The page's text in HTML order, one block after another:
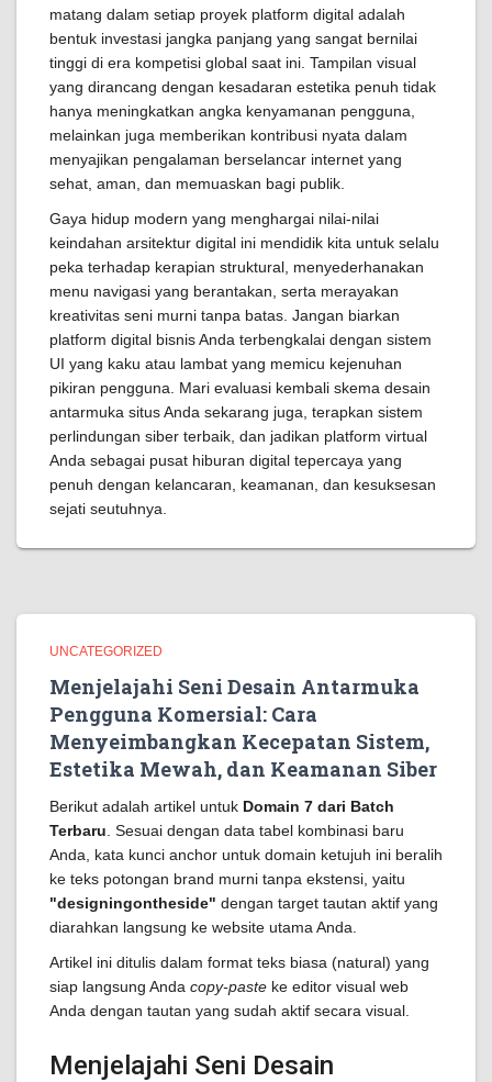
matang dalam setiap proyek platform digital adalah
bentuk investasi jangka panjang yang sangat bernilai
tinggi di era kompetisi global saat ini. Tampilan visual
yang dirancang dengan kesadaran estetika penuh tidak
hanya meningkatkan angka kenyamanan pengguna,
melainkan juga memberikan kontribusi nyata dalam
menyajikan pengalaman berselancar internet yang
sehat, aman, dan memuaskan bagi publik.
Gaya hidup modern yang menghargai nilai-nilai
keindahan arsitektur digital ini mendidik kita untuk selalu
peka terhadap kerapian struktural, menyederhanakan
menu navigasi yang berantakan, serta merayakan
kreativitas seni murni tanpa batas. Jangan biarkan
platform digital bisnis Anda terbengkalai dengan sistem
UI yang kaku atau lambat yang memicu kejenuhan
pikiran pengguna. Mari evaluasi kembali skema desain
antarmuka situs Anda sekarang juga, terapkan sistem
perlindungan siber terbaik, dan jadikan platform virtual
Anda sebagai pusat hiburan digital tepercaya yang
penuh dengan kelancaran, keamanan, dan kesuksesan
sejati seutuhnya.
UNCATEGORIZED
Menjelajahi Seni Desain Antarmuka
Pengguna Komersial: Cara
Menyeimbangkan Kecepatan Sistem,
Estetika Mewah, dan Keamanan Siber
Berikut adalah artikel untuk Domain 7 dari Batch
Terbaru . Sesuai dengan data tabel kombinasi baru
Anda, kata kunci anchor untuk domain ketujuh ini beralih
ke teks potongan brand murni tanpa ekstensi, yaitu
"designingontheside" dengan target tautan aktif yang
diarahkan langsung ke website utama Anda.
Artikel ini ditulis dalam format teks biasa (natural) yang
siap langsung Anda copy-paste ke editor visual web
Anda dengan tautan yang sudah aktif secara visual.
Menjelajahi Seni Desain